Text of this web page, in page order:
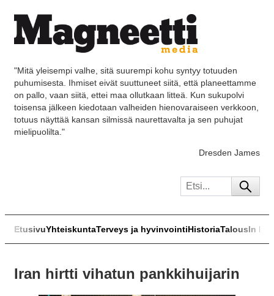
"Mitä yleisempi valhe, sitä suurempi kohu syntyy totuuden
puhumisesta. Ihmiset eivät suuttuneet siitä, että planeettamme
on pallo, vaan siitä, ettei maa ollutkaan litteä. Kun sukupolvi
toisensa jälkeen kiedotaan valheiden hienovaraiseen verkkoon,
totuus näyttää kansan silmissä naurettavalta ja sen puhujat
mielipuolilta."
Dresden James
EtusivuYhteiskuntaTerveys ja hyvinvointiHistoriaTalousIn
Iran hirtti vihatun pankkihuijarin